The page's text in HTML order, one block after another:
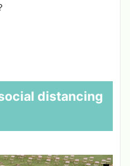
distancing